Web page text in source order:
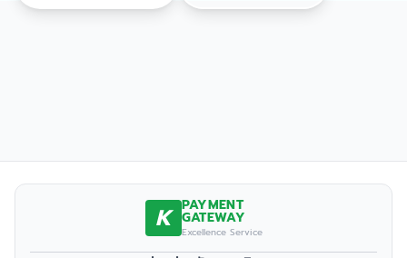
K PAYMENT
GATEWAY
Excellence Service